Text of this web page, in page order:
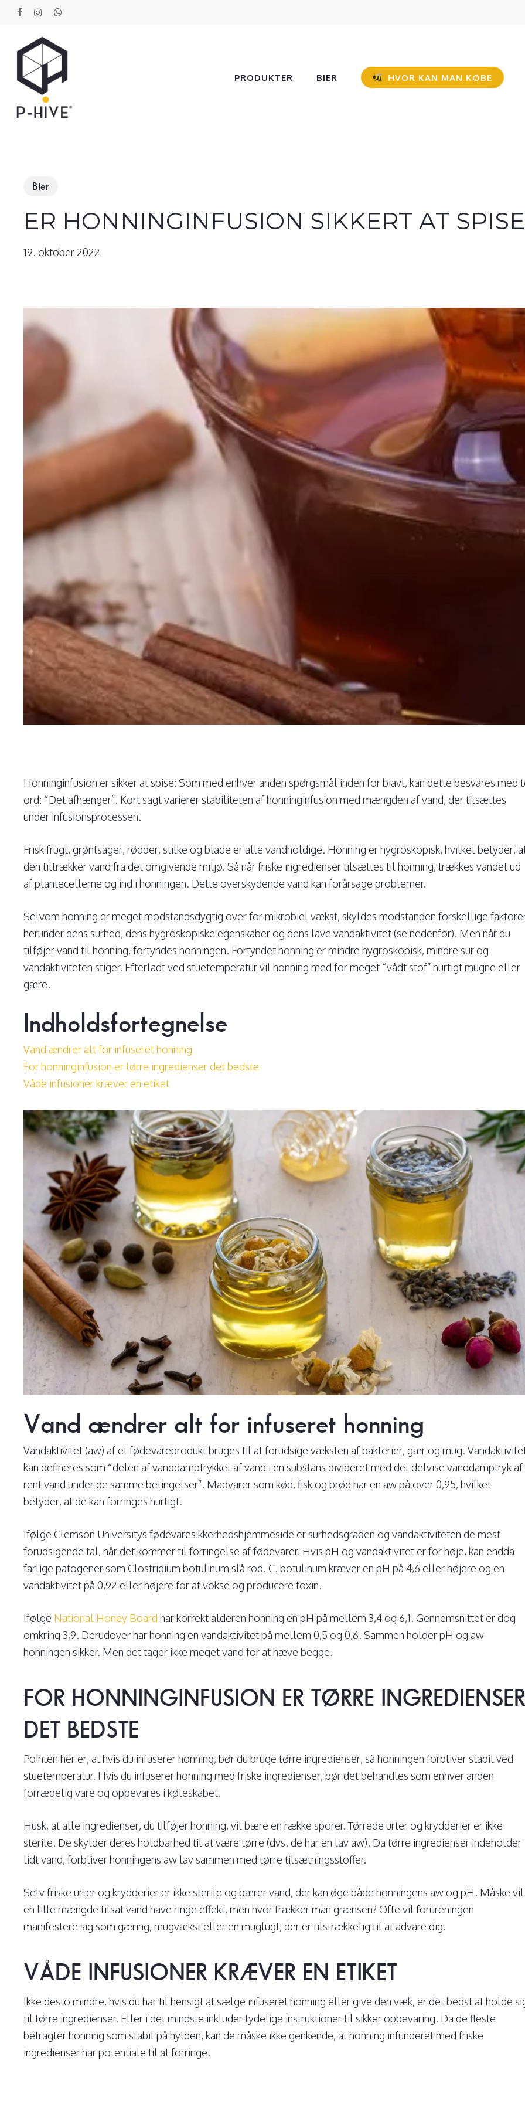
Skip
content
facebookinstagramwhatsapp
PRODUKTER BIER HVOR KAN MAN KØBE
Bier
ER HONNINGINFUSION SIKKERT AT
19. oktober 2022
Honninginfusion er sikker at spise: Som med enhver anden spørgsmål inden for biavl, kan dette besvares med
ord: “Det afhænger”. Kort sagt varierer stabiliteten af honninginfusion med mængden af vand, der tilsættes
under infusionsprocessen.
Frisk frugt, grøntsager, rødder, stilke og blade er alle vandholdige. Honning er hygroskopisk, hvilket betyder,
den tiltrækker vand fra det omgivende miljø. Så når friske ingredienser tilsættes til honning, trækkes vandet ud
af plantecellerne og ind i honningen. Dette overskydende vand kan forårsage problemer.
Selvom honning er meget modstandsdygtig over for mikrobiel vækst, skyldes modstanden forskellige
herunder dens surhed, dens hygroskopiske egenskaber og dens lave vandaktivitet (se nedenfor). Men når du
tilføjer vand til honning, fortyndes honningen. Fortyndet honning er mindre hygroskopisk, mindre sur og
vandaktiviteten stiger. Efterladt ved stuetemperatur vil honning med for meget “vådt stof” hurtigt mugne eller
gære.
Indholdsfortegnelse
Vand ændrer alt for infuseret honning
For honninginfusion er tørre ingredienser det bedste
Våde infusioner kræver en etiket
Vand ændrer alt for infuseret honning
Vandaktivitet (aw) af et fødevareprodukt bruges til at forudsige væksten af bakterier, gær og mug.
kan defineres som “delen af vanddamptrykket af vand i en substans divideret med det delvise vanddamptryk af
rent vand under de samme betingelser”. Madvarer som kød, fisk og brød har en aw på over 0,95, hvilket
betyder, at de kan forringes hurtigt.
Ifølge Clemson Universitys fødevaresikkerhedshjemmeside er surhedsgraden og vandaktiviteten de mest
forudsigende tal, når det kommer til forringelse af fødevarer. Hvis pH og vandaktivitet er for høje, kan endda
farlige patogener som Clostridium botulinum slå rod. C. botulinum kræver en pH på 4,6 eller højere og en
vandaktivitet på 0,92 eller højere for at vokse og producere toxin.
Ifølge National Honey Board har korrekt alderen honning en pH på mellem 3,4 og 6,1. Gennemsnittet er dog
omkring 3,9. Derudover har honning en vandaktivitet på mellem 0,5 og 0,6. Sammen holder pH og aw
honningen sikker. Men det tager ikke meget vand for at hæve begge.
FOR HONNINGINFUSION ER TØRRE INGREDIENSER
DET BEDSTE
Pointen her er, at hvis du infuserer honning, bør du bruge tørre ingredienser, så honningen forbliver stabil ved
stuetemperatur. Hvis du infuserer honning med friske ingredienser, bør det behandles som enhver anden
forrædelig vare og opbevares i køleskabet.
Husk, at alle ingredienser, du tilføjer honning, vil bære en række sporer. Tørrede urter og krydderier er ikke
sterile. De skylder deres holdbarhed til at være tørre (dvs. de har en lav aw). Da tørre ingredienser indeholder
lidt vand, forbliver honningens aw lav sammen med tørre tilsætningsstoffer.
Selv friske urter og krydderier er ikke sterile og bærer vand, der kan øge både honningens aw og pH. Måske vil
en lille mængde tilsat vand have ringe effekt, men hvor trækker man grænsen? Ofte vil forureningen
manifestere sig som gæring, mugvækst eller en muglugt, der er tilstrækkelig til at advare dig.
VÅDE INFUSIONER KRÆVER EN ETIKET
Ikke desto mindre, hvis du har til hensigt at sælge infuseret honning eller give den væk, er det bedst at holde
til tørre ingredienser. Eller i det mindste inkluder tydelige instruktioner til sikker opbevaring. Da de fleste
betragter honning som stabil på hylden, kan de måske ikke genkende, at honning infunderet med friske
ingredienser har potentiale til at forringe.